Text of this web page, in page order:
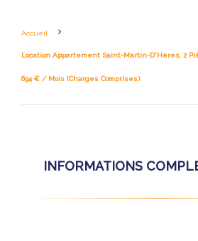
Accueil
Location Appartement Saint-Martin-D'Hères, 2
694 € / Mois (Charges Comprises)
INFORMATIONS